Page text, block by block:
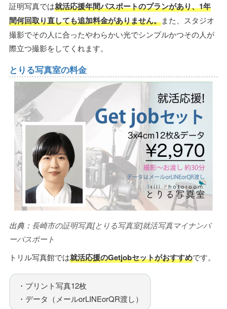
証明写真では就活応援年間パスポートのプランがあり、1年
間何回取り直しても追加料金がありません。また、スタジオ
撮影でその人に合ったやわらかい光でシンプルかつその人が
際立つ撮影をしてくれます。
とりる写真室の料金
出典： 長崎市の証明写真[とりる写真室]就活写真マイナンバ
ーパスポート
トリル写真館では就活応援のGetjobセットがおすすめです。
・プリント写真12枚
・データ（メールorLINEorQR渡し）